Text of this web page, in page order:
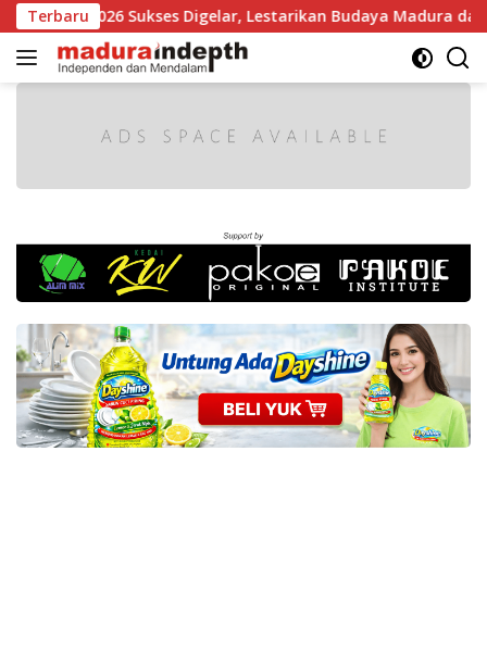
Langsung
ke
konten
Terbaru
2026 Sukses Digelar, Lestarikan Budaya Madura dan